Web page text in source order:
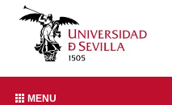
MENU